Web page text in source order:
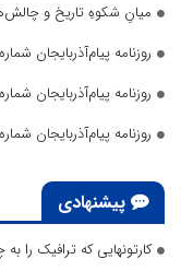
میانِ شکوهِ تاریخ و
روزنامه پیام‌آذربایجان شماره 2830
روزنامه پیام‌آذربایجان شماره 2829
روزنامه پیام‌آذربایجان شماره 2828
پیشنهادی
کارتونهایی که ترافیک را